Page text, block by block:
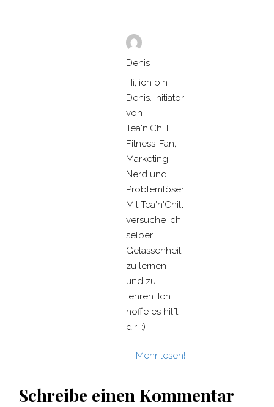
Denis
Hi, ich bin
Denis. Initiator
von
Tea'n'Chill.
Fitness-Fan,
Marketing-
Nerd und
Problemlöser.
Mit Tea'n'Chill
versuche ich
selber
Gelassenheit
zu lernen
und zu
lehren. Ich
hoffe es hilft
dir! :)
Mehr lesen!
Schreibe einen Kommentar